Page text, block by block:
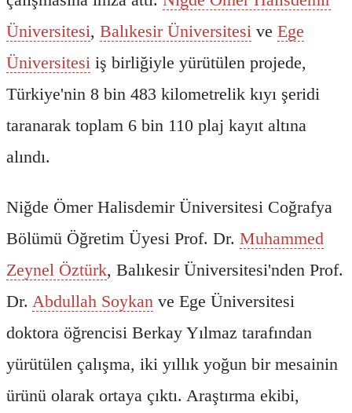
Üniversitesi, Balıkesir Üniversitesi ve Ege
Üniversitesi iş birliğiyle yürütülen projede,
Türkiye'nin 8 bin 483 kilometrelik kıyı şeridi
taranarak toplam 6 bin 110 plaj kayıt altına
alındı.
Niğde Ömer Halisdemir Üniversitesi Coğrafya
Bölümü Öğretim Üyesi Prof. Dr. Muhammed
Zeynel Öztürk, Balıkesir Üniversitesi'nden Prof.
Dr. Abdullah Soykan ve Ege Üniversitesi
doktora öğrencisi Berkay Yılmaz tarafından
yürütülen çalışma, iki yıllık yoğun bir mesainin
ürünü olarak ortaya çıktı. Araştırma ekibi,